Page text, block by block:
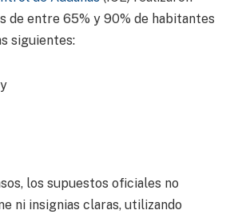
de entre 65% y 90% de habitantes
siguientes:
los supuestos oficiales no
ni insignias claras, utilizando